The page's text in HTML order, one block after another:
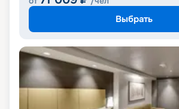
Выбрать